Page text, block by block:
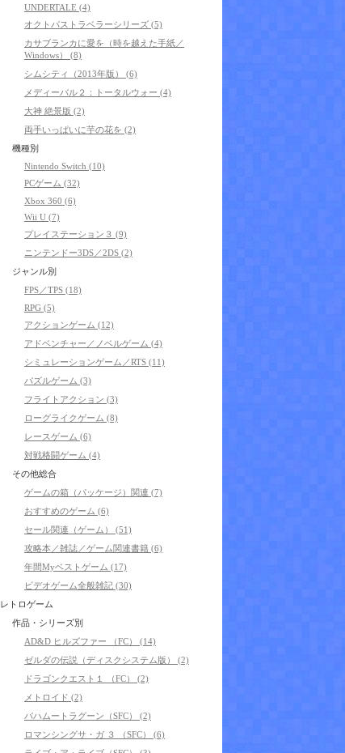
UNDERTALE (4)
オクトパストラベラーシリーズ (5)
カサブランカに愛を（時を越えた手紙／
Windows） (8)
シムシティ（2013年版） (6)
メディーバル２：トータルウォー (4)
大神 絶景版 (2)
両手いっぱいに芋の花を (2)
機種別
Nintendo Switch (10)
PCゲーム (32)
Xbox 360 (6)
Wii U (7)
プレイステーション３ (9)
ニンテンドー3DS／2DS (2)
ジャンル別
FPS／TPS (18)
RPG (5)
アクションゲーム (12)
アドベンチャー／ノベルゲーム (4)
シミュレーションゲーム／RTS (11)
パズルゲーム (3)
フライトアクション (3)
ローグライクゲーム (8)
レースゲーム (6)
対戦格闘ゲーム (4)
その他総合
ゲームの箱（パッケージ）関連 (7)
おすすめのゲーム (6)
セール関連（ゲーム） (51)
攻略本／雑誌／ゲーム関連書籍 (6)
年間Myベストゲーム (17)
ビデオゲーム全般雑記 (30)
レトロゲーム
作品・シリーズ別
AD&D ヒルズファー （FC） (14)
ゼルダの伝説（ディスクシステム版） (2)
ドラゴンクエスト１ （FC） (2)
メトロイド (2)
バハムートラグーン（SFC） (2)
ロマンシングサ・ガ ３ （SFC） (6)